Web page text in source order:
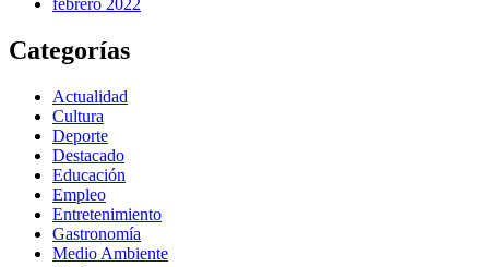
febrero 2022
Categorías
Actualidad
Cultura
Deporte
Destacado
Educación
Empleo
Entretenimiento
Gastronomía
Medio Ambiente